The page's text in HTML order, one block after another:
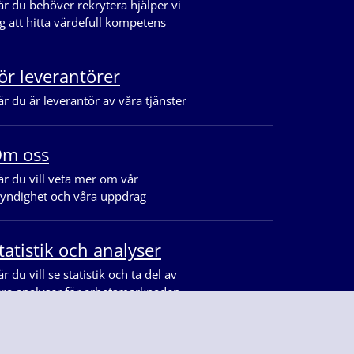
du behöver rekrytera hjälper vi
att hitta värdefull kompetens
leverantörer
du är leverantör av våra tjänster
oss
du vill veta mer om vår
och våra uppdrag
och analyser
du vill se statistik och ta del av
analyser för arbetsmarknaden